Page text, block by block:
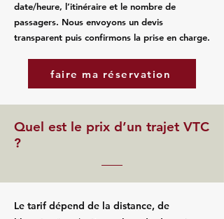
date/heure, l’itinéraire et le nombre de
passagers. Nous envoyons un devis
transparent puis confirmons la prise en charge.
faire ma réservation
Quel est le prix d’un trajet VTC
?
Le tarif dépend de la distance, de